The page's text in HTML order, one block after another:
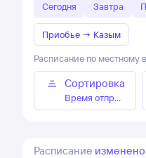
Сегодня Завтра
Приобье → Казым
Расписание по местному
Сортировка
Время отправления
Расписание изменено